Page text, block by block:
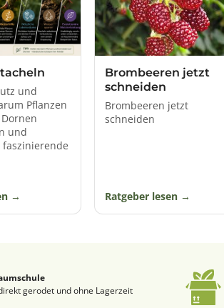
und weltweit verbreiteten
Bromelbeere, Frombeere,
Wort brāmberi‚ Dorngebüschbeere oder
und
Pflanzen
und
Brombeeren jetzt
schneiden
Brombeeren jetzt
schneiden
Ratgeber lesen
gerodet und ohne Lagerzeit